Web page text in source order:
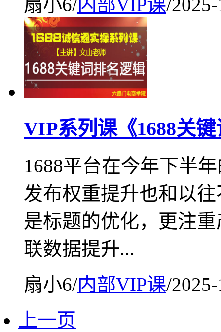
扇小6/ 内部VIP课/
VIP系列课《1688关
1688平台在今年下半
发布权重提升也和以
是标题的优化，更注
联数据提升...
扇小6/内部VIP课/
上一页